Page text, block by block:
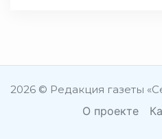
2026 © Редакция газеты
О проекте